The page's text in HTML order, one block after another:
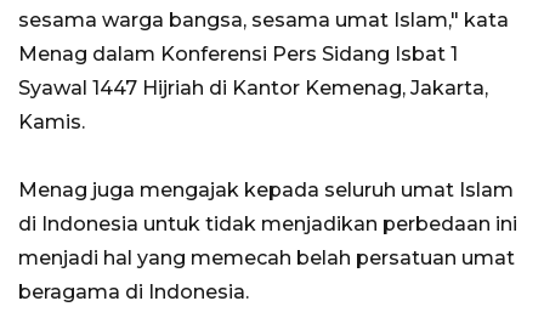
sesama warga bangsa, sesama umat Islam," kata
Menag dalam Konferensi Pers Sidang Isbat 1
Syawal 1447 Hijriah di Kantor Kemenag, Jakarta,
Kamis.
Menag juga mengajak kepada seluruh umat Islam
di Indonesia untuk tidak menjadikan perbedaan ini
menjadi hal yang memecah belah persatuan umat
beragama di Indonesia.